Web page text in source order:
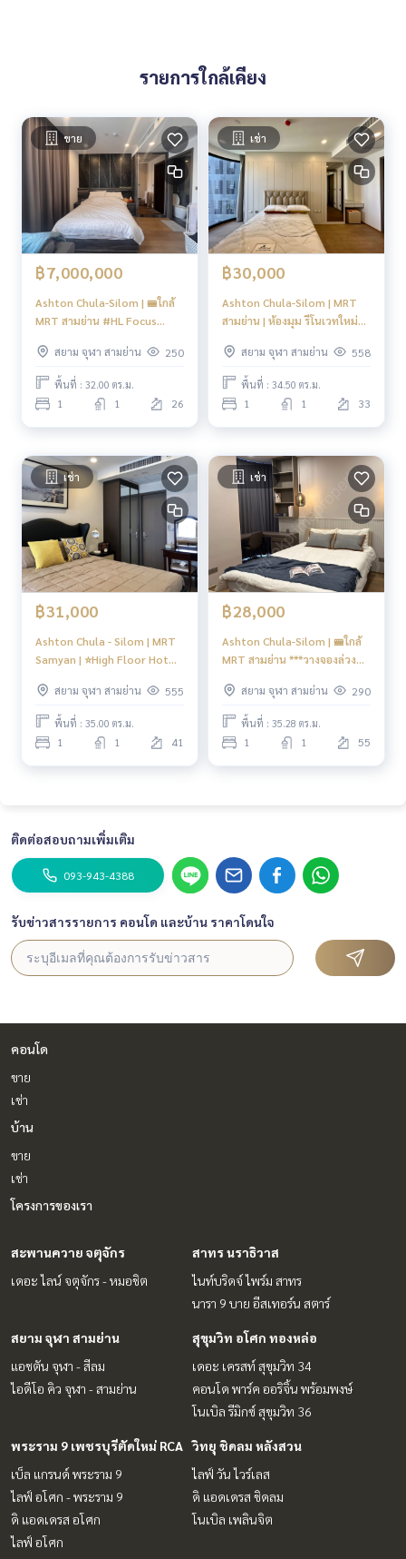
รายการใกล้เคียง
ขาย
฿7,000,000
Ashton Chula-Silom | 🚝ใกล้
MRT สามย่าน #HL Focus
สยาม จุฬา สามย่าน
250
พื้นที่ : 32.00 ตร.ม.
1 1 26
เช่า
฿30,000
Ashton Chula-Silom | MRT
สามย่าน | ห้องมุม รีโนเวทใหม่✨
สยาม จุฬา สามย่าน
558
พื้นที่ : 34.50 ตร.ม.
1 1 33
เช่า
฿31,000
Ashton Chula - Silom | MRT
Samyan | ⭐️High Floor Hot
สยาม จุฬา สามย่าน
555
พื้นที่ : 35.00 ตร.ม.
1 1 41
เช่า
฿28,000
Ashton Chula-Silom | 🚝ใกล้
MRT สามย่าน ***วางจองล่วง
#HL Focus
สยาม จุฬา สามย่าน 290
พื้นที่ : 35.28 ตร.ม.
1 1 55
ติดต่อสอบถามเพิ่มเติม
093-943-4388
รับข่าวสารรายการ คอนโด และบ้าน ราคาโดนใจ
คอนโด
ขาย
เช่า
บ้าน
ขาย
เช่า
โครงการของเรา
สะพานควาย จตุจักร
เดอะ ไลน์ จตุจักร - หมอชิต
สาทร นราธิวาส
ไนท์บริดจ์ ไพร์ม สาทร
นารา 9 บาย อีสเทอร์น สตาร์
สยาม จุฬา สามย่าน
แอชตัน จุฬา - สีลม
ไอดีโอ คิว จุฬา - สามย่าน
สุขุมวิท อโศก ทองหล่อ
เดอะ เครสท์ สุขุมวิท 34
คอนโด พาร์ค ออริจิ้น พร้อมพงษ์
โนเบิล รีมิกซ์ สุขุมวิท 36
พระราม 9 เพชรบุรีตัดใหม่ RCA
เบ็ล แกรนด์ พระราม 9
ไลฟ์ อโศก - พระราม 9
ดิ แอดเดรส อโศก
ไลฟ์ อโศก
วิทยุ ชิดลม หลังสวน
ไลฟ์ วัน ไวร์เลส
ดิ แอดเดรส ชิดลม
โนเบิล เพลินจิต